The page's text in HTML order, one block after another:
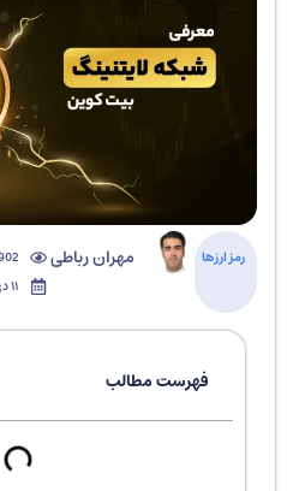
رمز ارزها مهران رباطی
2902
فهرست مطالب